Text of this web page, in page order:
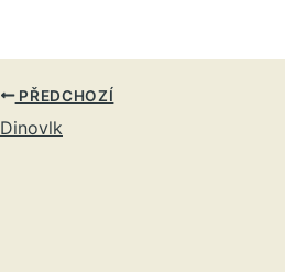
PŘEDCHOZÍ
Dinovlk